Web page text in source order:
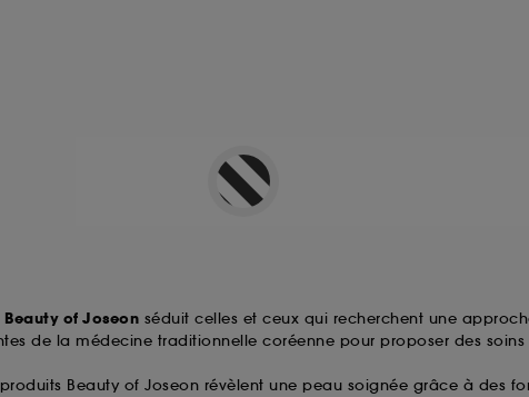
Beauty of Joseon séduit celles et ceux qui recherchent une
de la médecine traditionnelle coréenne pour proposer des
Beauty of Joseon révèlent une peau soignée grâce à des